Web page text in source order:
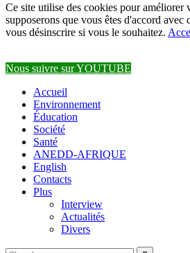
Ce site utilise des cookies pour améliorer
supposerons que vous êtes d'accord avec
vous désinscrire si vous le souhaitez.
Nous suivre sur YOUTUBE
Accueil
Environnement
Éducation
Société
Santé
ANEDD-AFRIQUE
English
Contacts
Plus
Interview
Actualités
Divers